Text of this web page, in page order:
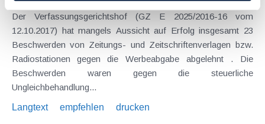
Der Verfassungsgerichtshof (GZ E 2025/2016-16 vom
12.10.2017) hat mangels Aussicht auf Erfolg insgesamt 23
Beschwerden von Zeitungs- und Zeitschriftenverlagen bzw.
Radiostationen gegen die Werbeabgabe abgelehnt . Die
Beschwerden waren gegen die steuerliche
Ungleichbehandlung...
Langtext
empfehlen drucken